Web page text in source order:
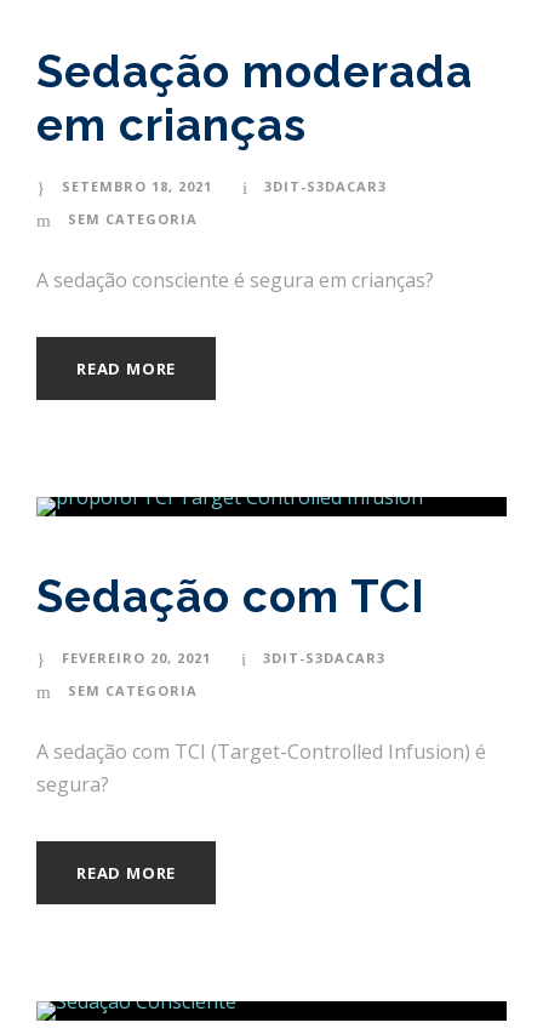
Sedação moderada
em crianças
SETEMBRO 18, 2021
3DIT-S3DACAR3
SEM CATEGORIA
A sedação consciente é segura em crianças?
READ MORE
Sedação com TCI
FEVEREIRO 20, 2021
3DIT-S3DACAR3
SEM CATEGORIA
A sedação com TCI (Target-Controlled Infusion) é
segura?
READ MORE